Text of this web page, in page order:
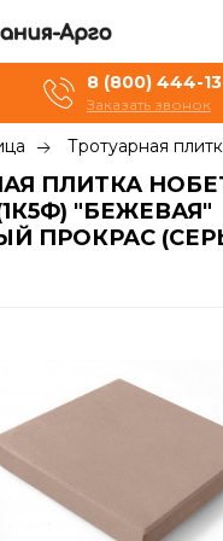
8 (800) 444-
Заказать звонок
Тротуарная
ПЛИТКА
"БЕЖЕВАЯ"
ПРОКРАС